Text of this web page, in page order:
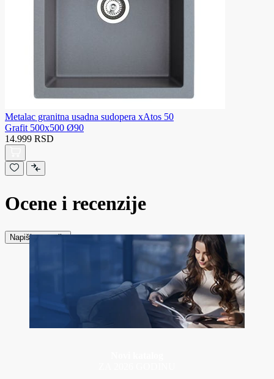
Metalac granitna usadna sudopera xAtos 50
Grafit 500x500 Ø90
14.999 RSD
Ocene i recenzije
Napiši recenziju